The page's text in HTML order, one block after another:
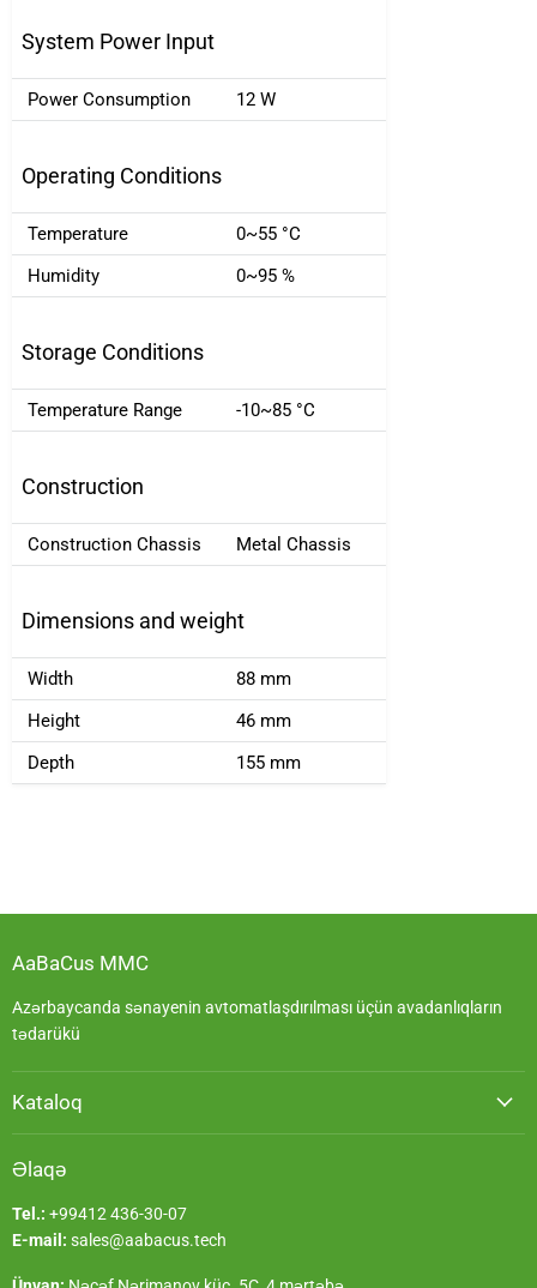
System Power Input
Power Consumption 12 W
Operating Conditions
Temperature
0~55 °C
Humidity
0~95 %
Storage Conditions
Temperature Range -10~85 °C
Construction
Construction Chassis Metal Chassis
Dimensions and weight
Width
88 mm
Height
46 mm
Depth
155 mm
AaBaCus MMC
Azərbaycanda sənayenin avtomatlaşdırılması üçün avadanlıqların
tədarükü
Kataloq
Əlaqə
Tel.: +99412 436-30-07
E-mail: sales@aabacus.tech